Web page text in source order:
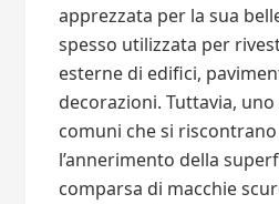
apprezzata per la sua
spesso utilizzata per
esterne di edifici,
decorazioni. Tuttavia,
comuni che si
l’annerimento della
comparsa di macchie